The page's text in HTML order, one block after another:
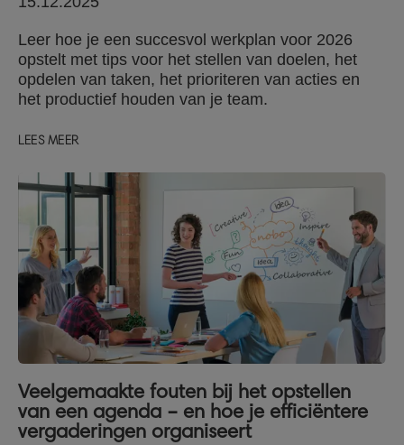
Leer hoe je een succesvol werkplan voor 2026
opstelt met tips voor het stellen van doelen, het
opdelen van taken, het prioriteren van acties en
het productief houden van je team.
LEES MEER
Veelgemaakte fouten bij het opstellen
van een agenda – en hoe je efficiëntere
vergaderingen organiseert